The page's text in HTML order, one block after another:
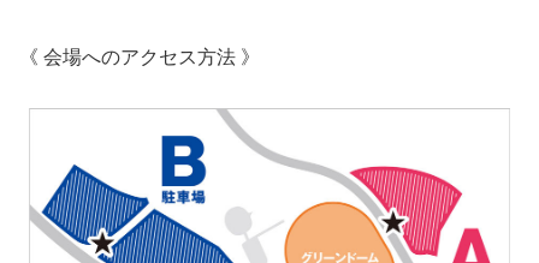
《 会場へのアクセス方法 》